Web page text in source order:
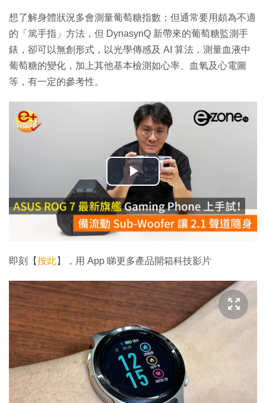
想了解身體狀況多會測量葡萄糖指數；但通常要用頗為不適
的「篤手指」方法，但 DynasynQ 新帶來的葡萄糖監測手
錶，卻可以無創形式，以光學傳感及 AI 算法，測量血液中
葡萄糖的變化，加上其他基本檢測如心率、血氧及心電圖
等，有一定的參考性。
播
放
影
片
即刻【按此】，用 App 睇更多產品開箱科技影片